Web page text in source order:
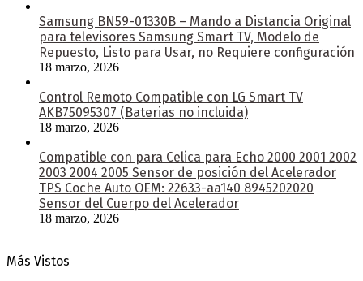
Samsung BN59-01330B – Mando a Distancia Original
para televisores Samsung Smart TV, Modelo de
Repuesto, Listo para Usar, no Requiere configuración
18 marzo, 2026
Control Remoto Compatible con LG Smart TV
AKB75095307 (Baterias no incluida)
18 marzo, 2026
Compatible con para Celica para Echo 2000 2001 2002
2003 2004 2005 Sensor de posición del Acelerador
TPS Coche Auto OEM: 22633-aa140 8945202020
Sensor del Cuerpo del Acelerador
18 marzo, 2026
Más Vistos